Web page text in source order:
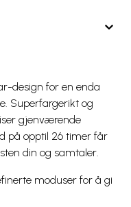
design for en enda
Superfargerikt og
gjenværende
på opptil 26 timer får
din og samtaler.
moduser for å gi